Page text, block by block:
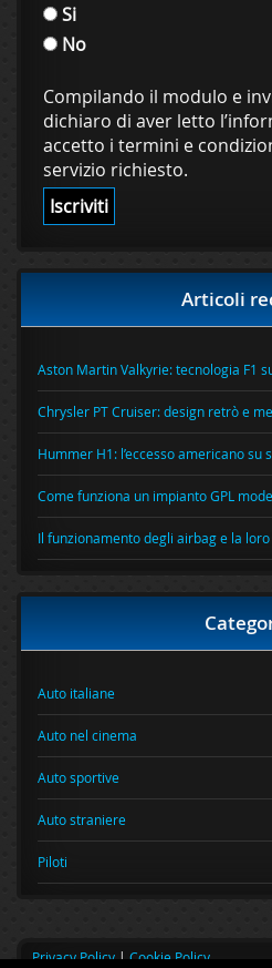
Si
No
Compilando il modulo e
dichiaro di aver letto
accetto i termini e
servizio richiesto.
Articoli
Aston Martin Valkyrie: tecnologia F1
Chrysler PT Cruiser: design retrò e
Hummer H1: l’eccesso americano su
Come funziona un impianto GPL
Il funzionamento degli airbag e la
Auto italiane
Auto nel cinema
Auto sportive
Auto straniere
Piloti
Privacy Policy | Cookie Policy